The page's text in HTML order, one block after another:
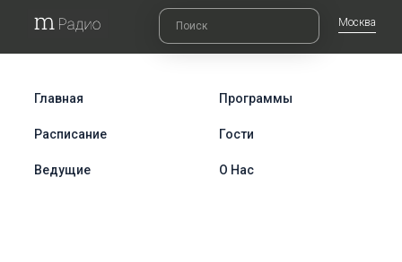
Москва
Главная Программы
Расписание Гости
Ведущие О Нас